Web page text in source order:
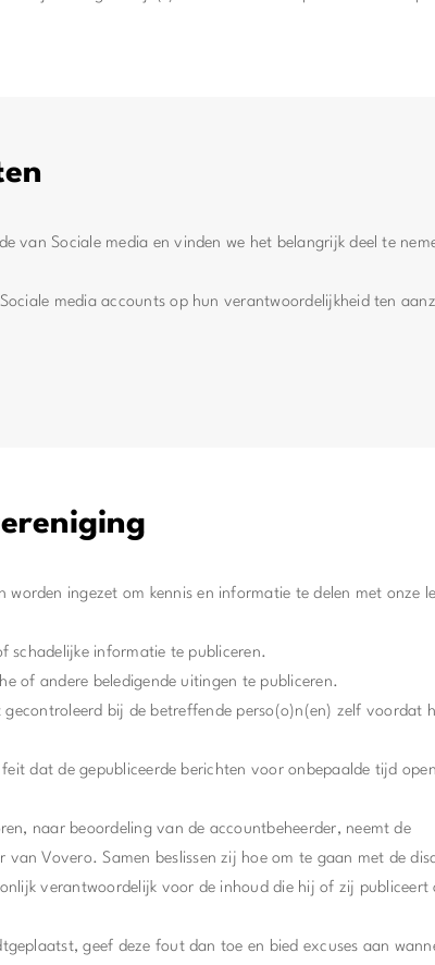
van Sociale media en vinden we het belangrijk deel te
media accounts op hun verantwoordelijkheid ten
worden ingezet om kennis en informatie te delen met onze
schadelijke informatie te publiceren.
of andere beledigende uitingen te publiceren.
bij de betreffende perso(o)n(en) zelf voordat
dat de gepubliceerde berichten voor onbepaalde tijd
naar beoordeling van de accountbeheerder, neemt de
Vovero. Samen beslissen zij hoe om te gaan met de
verantwoordelijk voor de inhoud die hij of zij publiceert
geef deze fout dan toe en bied excuses aan